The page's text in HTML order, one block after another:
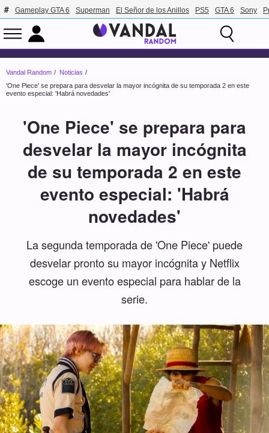
Gameplay GTA 6 Superman El Señor de los Anillos PS5 GTA 6 Sony
Vandal Random
Noticias
'One Piece' se prepara para desvelar la mayor incógnita de su temporada 2 en este
evento especial: 'Habrá novedades'
'One Piece' se prepara para
desvelar la mayor incógnita
de su temporada 2 en este
evento especial: 'Habrá
novedades'
La segunda temporada de 'One Piece' puede
desvelar pronto su mayor incógnita y Netflix
escoge un evento especial para hablar de la
serie.